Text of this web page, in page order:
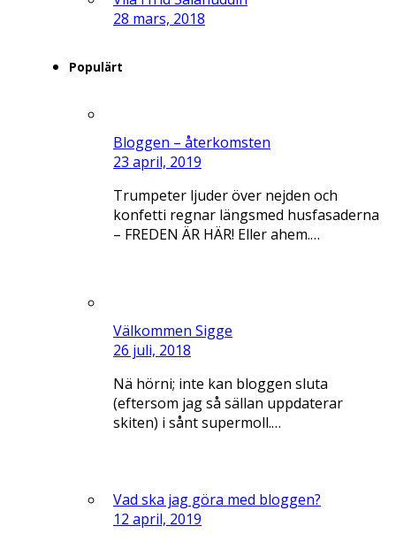
28 mars, 2018
Populärt
Bloggen – återkomsten
23 april, 2019
Trumpeter ljuder över nejden och
konfetti regnar längsmed husfasaderna
– FREDEN ÄR HÄR! Eller ahem.…
Välkommen Sigge
26 juli, 2018
Nä hörni; inte kan bloggen sluta
(eftersom jag så sällan uppdaterar
skiten) i sånt supermoll.…
Vad ska jag göra med bloggen?
12 april, 2019